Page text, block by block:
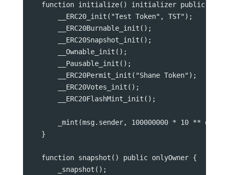
    function initialize() initializer public {
        __ERC20_init("Test Token", TST");
        __ERC20Burnable_init();
        __ERC20Snapshot_init();
        __Ownable_init();
        __Pausable_init();
        __ERC20Permit_init("Shane Token");
        __ERC20Votes_init();
        __ERC20FlashMint_init();
_mint(msg.sender, 100000000 * 10 **
    }
    function snapshot() public onlyOwner {
        _snapshot();